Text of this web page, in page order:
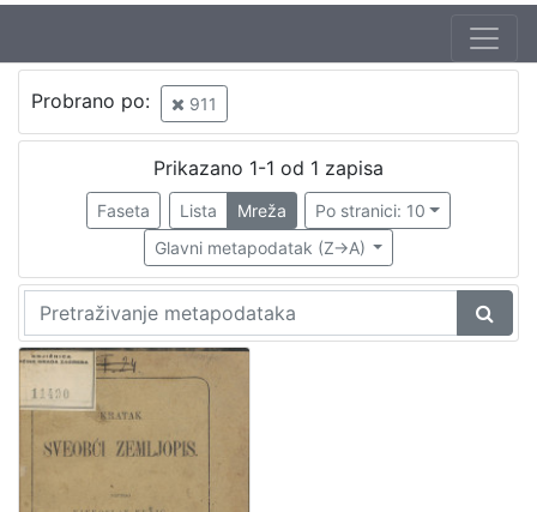
Probrano po: 911
Prikazano 1-1 od 1 zapisa
Faseta Lista Mreža
Po stranici: 10
Glavni metapodatak (Z->A)